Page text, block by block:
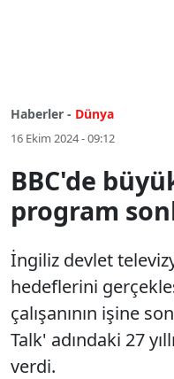
Haberler - Dünya
16 Ekim 2024 - 09:12
BBC'de
program
İngiliz devlet
hedeflerini
çalışanının işine
Talk' adındaki 27
verdi.